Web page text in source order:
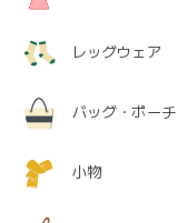
レッグウェア
バッグ・ポーチ
小物